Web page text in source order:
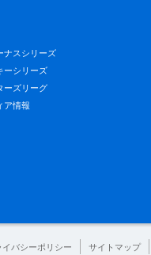
ナスシリーズ
ーシリーズ
ーズリーグ
ア情報
イバシーポリシー サイトマップ